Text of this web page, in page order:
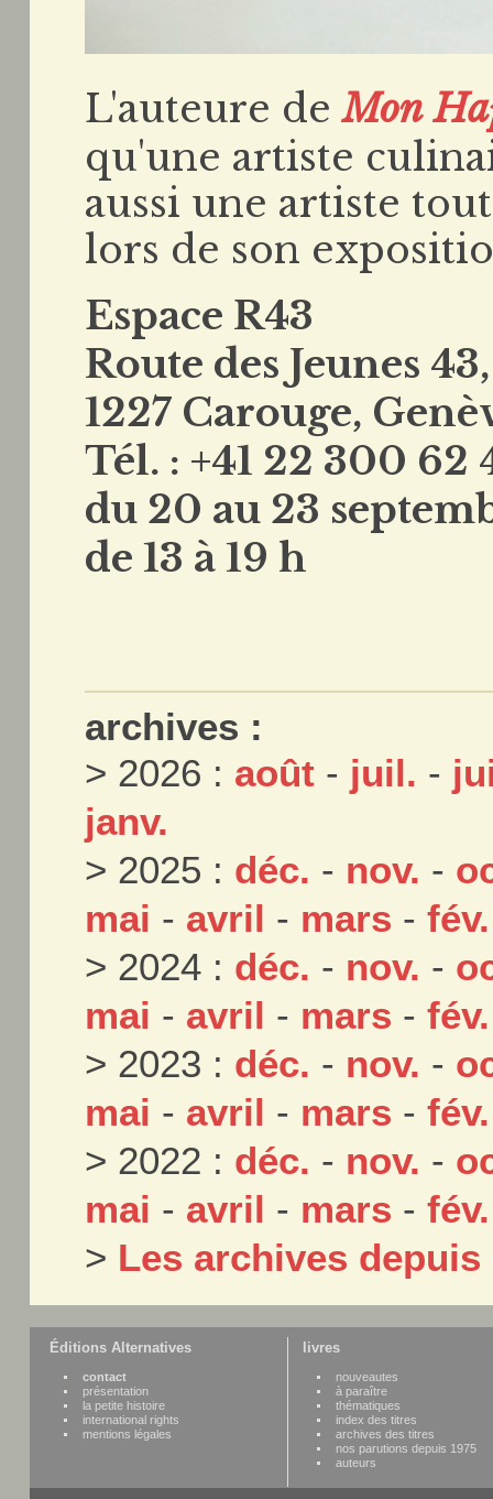
L'auteure deMon
qu'une artiste
aussi une artiste
lors de son
Espace R43
Route des Jeunes
1227 Carouge,
Tél. : +41 22 300 62
du 20 au 23
de 13 à 19 h
archives :
> 2026 : août - juil. -
janv.
> 2025 : déc. - nov. -
mai - avril - mars -fév.
> 2024 : déc. - nov. -
mai - avril - mars -fév.
> 2023 : déc. - nov. -
mai - avril - mars -fév.
> 2022 : déc. - nov. -
mai - avril - mars -fév.
> Les archives depuis
Éditions Alternatives
contact
présentation
la petite histoire
international rights
mentions légales
livres
nouveautes
à paraître
thématiques
index des titres
archives des titres
nos parutions depuis 1975
auteurs